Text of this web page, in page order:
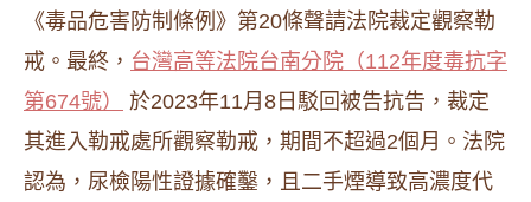
《毒品危害防制條例》第20條聲請法院裁定觀察勒
戒。最終， 台灣高等法院台南分院（112年度毒抗字
第674號）
於2023年11月8日駁回被告抗告，裁定
其進入勒戒處所觀察勒戒，期間不超過2個月。法院
認為，尿檢陽性證據確鑿，且二手煙導致高濃度代